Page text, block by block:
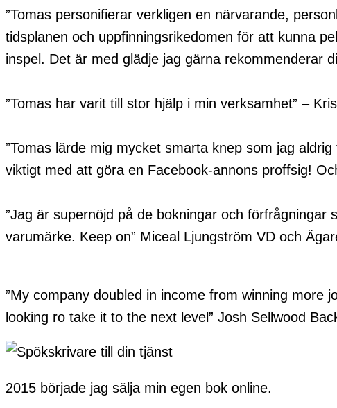
”Tomas personifierar verkligen en närvarande,
tidsplanen och uppfinningsrikedomen för att kunna
inspel. Det är med glädje jag gärna rekommenderar
”Tomas har varit till stor hjälp i min verksamhet” –
”Tomas lärde mig mycket smarta knep som jag
viktigt med att göra en Facebook-annons proffsig!
”Jag är supernöjd på de bokningar och
varumärke. Keep on” Miceal Ljungström VD och
”My company doubled in income from winning more
looking ro take it to the next level” Josh Sellwood
2015 började jag sälja min egen bok online.